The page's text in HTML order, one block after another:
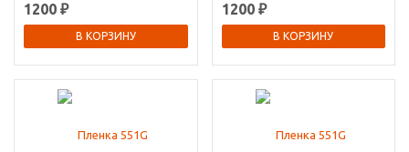
1200 ₽
В КОРЗИНУ
1200 ₽
В КОРЗИНУ